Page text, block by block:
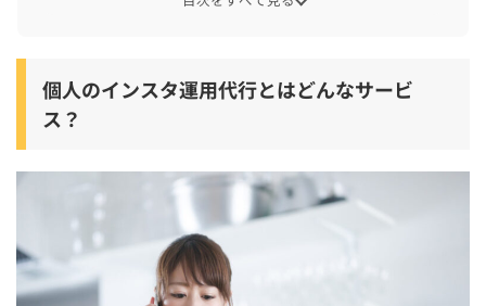
場合も
個人にインスタ代行を依頼する際の注意点
あまりに安すぎる場合はクオリティや継続性に不安が残る
追加でかかる費用（撮影費用や交通費など）がないか確認
支払い方法や納品物の有無（投稿文等）の取り決め
個人のインスタ運用代行とはどんなサービ
ス？